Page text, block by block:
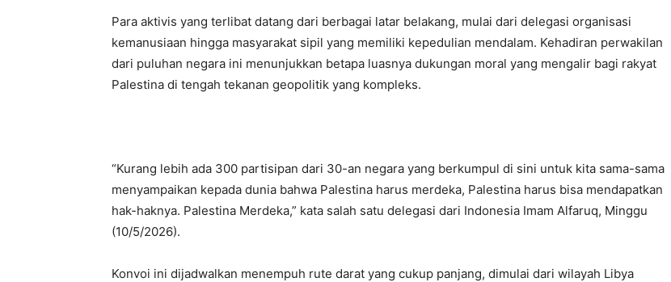
Para aktivis yang terlibat datang dari berbagai latar belakang, mulai dari delegasi organisasi
kemanusiaan hingga masyarakat sipil yang memiliki kepedulian mendalam. Kehadiran perwakilan
dari puluhan negara ini menunjukkan betapa luasnya dukungan moral yang mengalir bagi rakyat
Palestina di tengah tekanan geopolitik yang kompleks.
“Kurang lebih ada 300 partisipan dari 30-an negara yang berkumpul di sini untuk kita sama-sama
menyampaikan kepada dunia bahwa Palestina harus merdeka, Palestina harus bisa mendapatkan
hak-haknya. Palestina Merdeka,” kata salah satu delegasi dari Indonesia Imam Alfaruq, Minggu
(10/5/2026).
Konvoi ini dijadwalkan menempuh rute darat yang cukup panjang, dimulai dari wilayah Libya